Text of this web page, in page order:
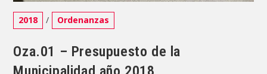
Categoría
de
la
entrada:
2018 / Ordenanzas
Oza.01 – Presupuesto de la